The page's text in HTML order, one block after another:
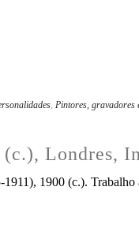
Pintores, gravadores
Londres,
1900 (c.).